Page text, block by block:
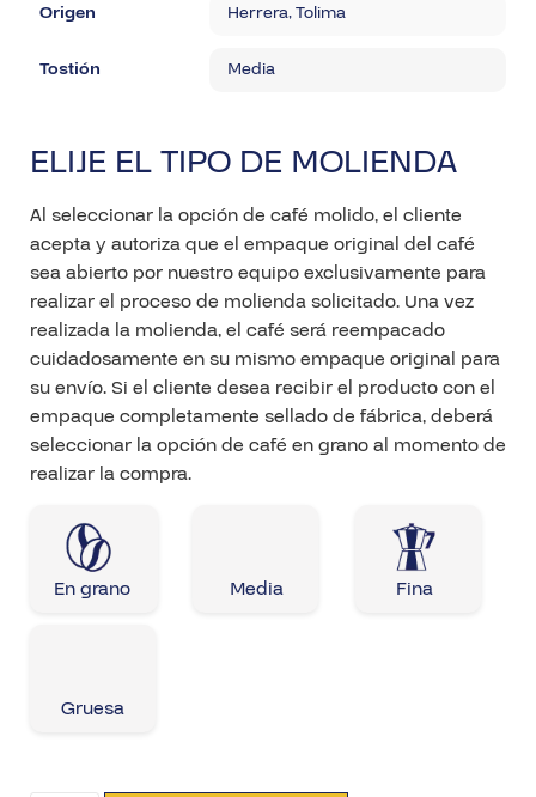
Origen Herrera, Tolima
Tostión Media
ELIJE EL TIPO DE MOLIENDA
Al seleccionar la opción de café molido, el cliente
acepta y autoriza que el empaque original del café
sea abierto por nuestro equipo exclusivamente para
realizar el proceso de molienda solicitado. Una vez
realizada la molienda, el café será reempacado
cuidadosamente en su mismo empaque original para
su envío. Si el cliente desea recibir el producto con el
empaque completamente sellado de fábrica, deberá
seleccionar la opción de café en grano al momento de
realizar la compra.
En grano Media Fina
Gruesa